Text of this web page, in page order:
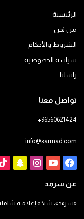
الرئيسية
من نحن
الشروط والأحكام
سياسة الخصوصية
راسلنا
تواصل معنا
+96560621424
info@sarmad.com
فيسبوكيوتيوبانستقرام
عن سرمد
«سرمد»، شبكة إعلامية شاملة